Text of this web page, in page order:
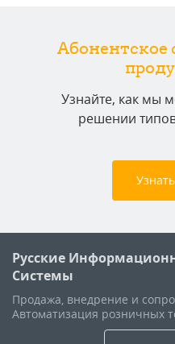
Абонентское
Узнайте, как мы
решении
Русские
Системы
Продажа, внедрение и
Автоматизация розничных